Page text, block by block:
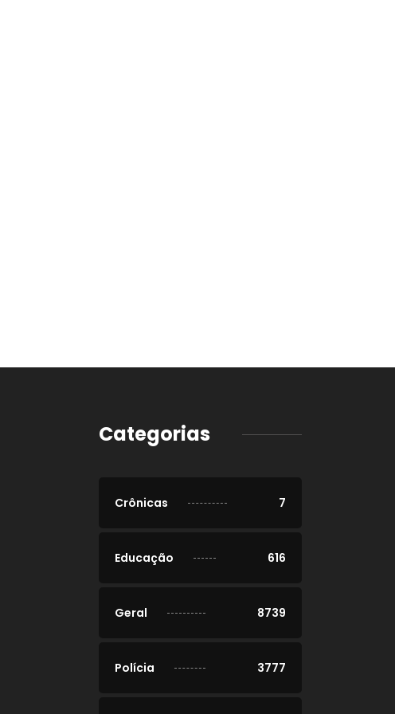
Categorias
Crônicas 7
Educação 616
Geral 8739
Polícia 3777